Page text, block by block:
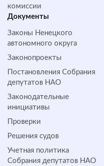
комиссии
Документы
Законы Ненецкого
автономного округа
Законопроекты
Постановления Собрания
депутатов НАО
Законодательные
инициативы
Проверки
Решения судов
Учетная политика
Собрания депутатов НАО